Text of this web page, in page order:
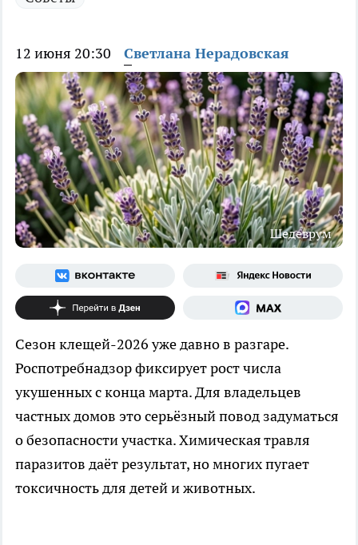
12 июня 20:30 Светлана Нерадовская
Шедеврум
Сезон клещей-2026 уже давно в разгаре.
Роспотребнадзор фиксирует рост числа
укушенных с конца марта. Для владельцев
частных домов это серьёзный повод задуматься
о безопасности участка. Химическая травля
паразитов даёт результат, но многих пугает
токсичность для детей и животных.